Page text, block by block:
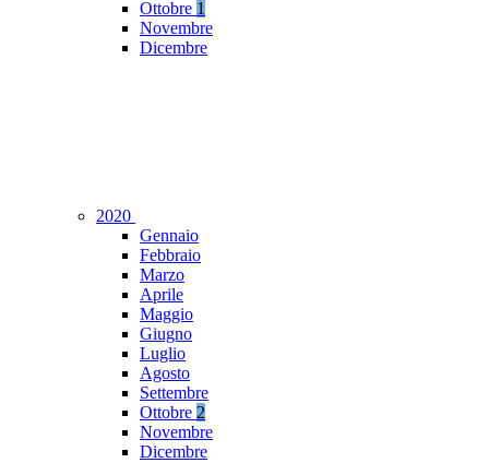
Ottobre 1
Novembre
Dicembre
2020
Gennaio
Febbraio
Marzo
Aprile
Maggio
Giugno
Luglio
Agosto
Settembre
Ottobre 2
Novembre
Dicembre